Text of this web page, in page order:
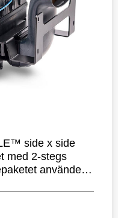
side x side
med 2-stegs
använder